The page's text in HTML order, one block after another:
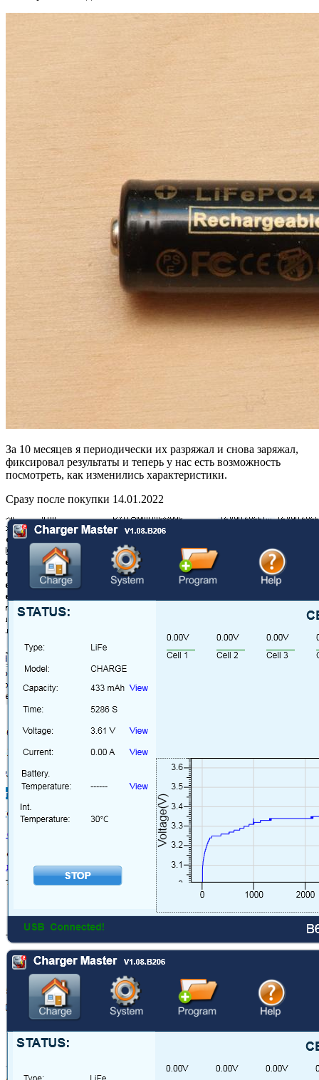
За 10 месяцев я периодически их разряжал и снова заряжал,
фиксировал результаты и теперь у нас есть возможность
посмотреть, как изменились характеристики.
Сразу после покупки 14.01.2022